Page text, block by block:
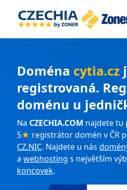
Doména cytia.cz
registrovaná.
doménu u
Na CZECHIA.COM najdete tu
5★ registrátor domén v ČR
CZ.NIC. Najdete u nás
awebhosting s největším
koncovek.